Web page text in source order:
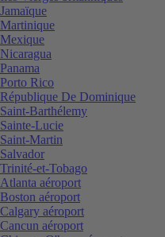
Jamaïque
Martinique
Mexique
Nicaragua
Panama
Porto Rico
République De Dominique
Saint-Barthélemy
Sainte-Lucie
Saint-Martin
Salvador
Trinité-et-Tobago
Atlanta aéroport
Boston aéroport
Calgary aéroport
Cancun aéroport